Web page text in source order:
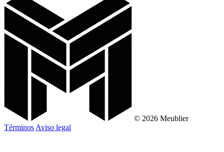
© 2026 Meublier
Términos Aviso legal